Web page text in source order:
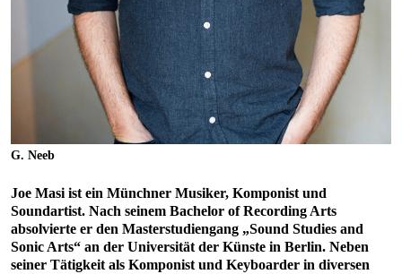
G. Neeb
Joe Masi ist ein Münchner Musiker, Komponist und
Soundartist. Nach seinem Bachelor of Recording Arts
absolvierte er den Masterstudiengang „Sound Studies and
Sonic Arts“ an der Universität der Künste in Berlin. Neben
seiner Tätigkeit als Komponist und Keyboarder in diversen